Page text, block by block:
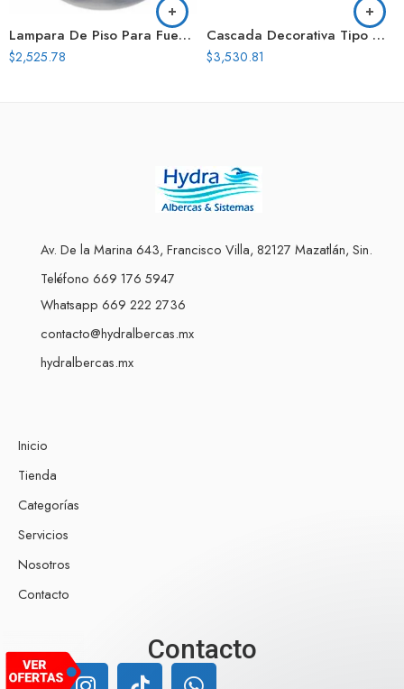
Lampara De Piso Para Fuentesled Multicolor Serie Flusso 18W 160N Vca
$2,525.78
Cascada Decorativa Tipo Natural 36 Pulg Conex Tras
$3,530.81
Av. De la Marina 643, Francisco Villa, 82127 Mazatlán, Sin.
Teléfono 669 176 5947
Whatsapp 669 222 2736
contacto@hydralbercas.mx
hydralbercas.mx
Inicio
Tienda
Categorías
Servicios
Nosotros
Contacto
Contacto
Nuestro equipo de atención al cliente
está aquí para responder a sus
preguntas. ¡Pregúntenos cualquier